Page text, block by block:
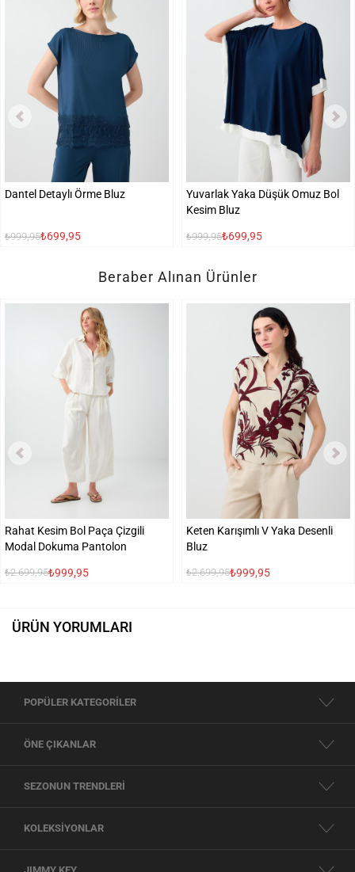
Dantel Detaylı Örme Bluz
₺999,95₺699,95
Yuvarlak Yaka Düşük Omuz Bol
Kesim Bluz
₺999,95₺699,95
Beraber Alınan Ürünler
Rahat Kesim Bol Paça Çizgili
Modal Dokuma Pantolon
₺2.699,95₺999,95
Keten Karışımlı V Yaka Desenli
Bluz
₺2.699,95₺999,95
ÜRÜN YORUMLARI
POPÜLER KATEGORİLER
ÖNE ÇIKANLAR
SEZONUN TRENDLERİ
KOLEKSİYONLAR